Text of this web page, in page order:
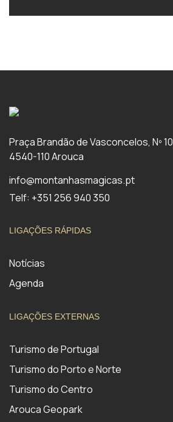
Praça Brandão de Vasconcelos, Nº 10
4540-110 Arouca
info@montanhasmagicas.pt
Telf: +351 256 940 350
LIGAÇÕES RÁPIDAS
Notícias
Agenda
LIGAÇÕES EXTERNAS
Turismo de Portugal
Turismo do Porto e Norte
Turismo do Centro
Arouca Geopark